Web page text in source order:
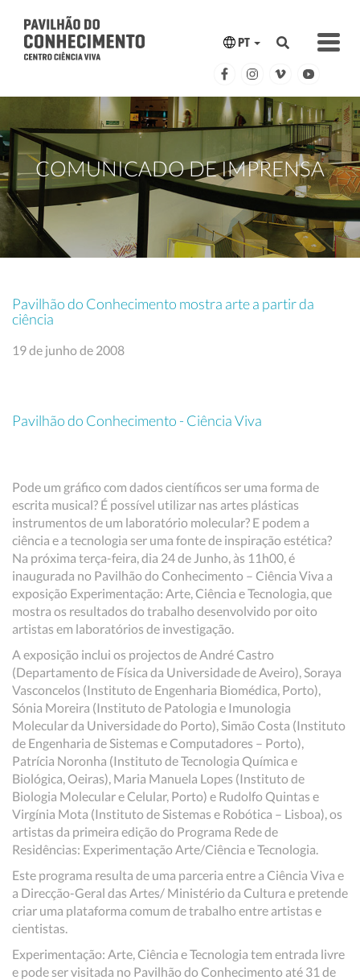
PT
COMUNICADO DE IMPRENSA
Pavilhão do Conhecimento mostra arte a partir da
ciência
19 de junho de 2008
Pavilhão do Conhecimento - Ciência Viva
Pode um gráfico com dados científicos ser uma forma de
escrita musical? É possível utilizar nas artes plásticas
instrumentos de um laboratório molecular? E podem a
ciência e a tecnologia ser uma fonte de inspiração estética?
Na próxima terça-feira, dia 24 de Junho, às 11h00, é
inaugurada no Pavilhão do Conhecimento – Ciência Viva a
exposição Experimentação: Arte, Ciência e Tecnologia, que
mostra os resultados do trabalho desenvolvido por oito
artistas em laboratórios de investigação.
A exposição inclui os projectos de André Castro
(Departamento de Física da Universidade de Aveiro), Soraya
Vasconcelos (Instituto de Engenharia Biomédica, Porto),
Sónia Moreira (Instituto de Patologia e Imunologia
Molecular da Universidade do Porto), Simão Costa (Instituto
de Engenharia de Sistemas e Computadores – Porto),
Patrícia Noronha (Instituto de Tecnologia Química e
Biológica, Oeiras), Maria Manuela Lopes (Instituto de
Biologia Molecular e Celular, Porto) e Rudolfo Quintas e
Virgínia Mota (Instituto de Sistemas e Robótica – Lisboa), os
artistas da primeira edição do Programa Rede de
Residências: Experimentação Arte/Ciência e Tecnologia.
Este programa resulta de uma parceria entre a Ciência Viva e
a Direcção-Geral das Artes/ Ministério da Cultura e pretende
criar uma plataforma comum de trabalho entre artistas e
cientistas.
Experimentação: Arte, Ciência e Tecnologia tem entrada livre
e pode ser visitada no Pavilhão do Conhecimento até 31 de